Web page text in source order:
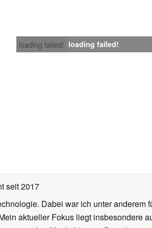
loading failed! loading failed!
seit 2017
Dabei war ich unter anderem
aktueller Fokus liegt insbesondere